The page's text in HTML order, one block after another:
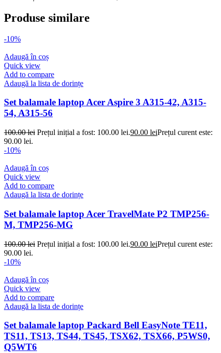
Produse similare
-10%
Adaugă în coș
Quick view
Add to compare
Adaugă la lista de dorințe
Set balamale laptop Acer Aspire 3 A315-42, A315-
54, A315-56
100.00lei Prețul inițial a fost: 100.00 lei.90.00 leiPrețul curent este:
90.00 lei.
-10%
Adaugă în coș
Quick view
Add to compare
Adaugă la lista de dorințe
Set balamale laptop Acer TravelMate P2 TMP256-
M, TMP256-MG
100.00lei Prețul inițial a fost: 100.00 lei.90.00 leiPrețul curent este:
90.00 lei.
-10%
Adaugă în coș
Quick view
Add to compare
Adaugă la lista de dorințe
Set balamale laptop Packard Bell EasyNote TE11,
TS11, TS13, TS44, TS45, TSX62, TSX66, P5WS0,
Q5WT6